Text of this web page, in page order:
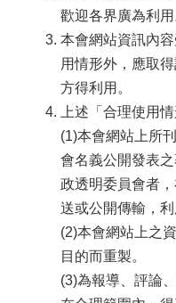
歡迎各界廣為利用
本會網站資訊內
用情形外，應取
方得利用。
上述「合理使用
(1)本會網站上所
會名義公開發表
政透明委員會者
送或公開傳輸，利
(2)本會網站上之
目的而重製。
(3)為報導、評論